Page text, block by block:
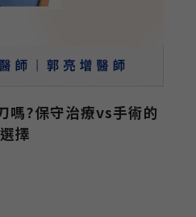
嗎?保守治療vs手術的
選擇